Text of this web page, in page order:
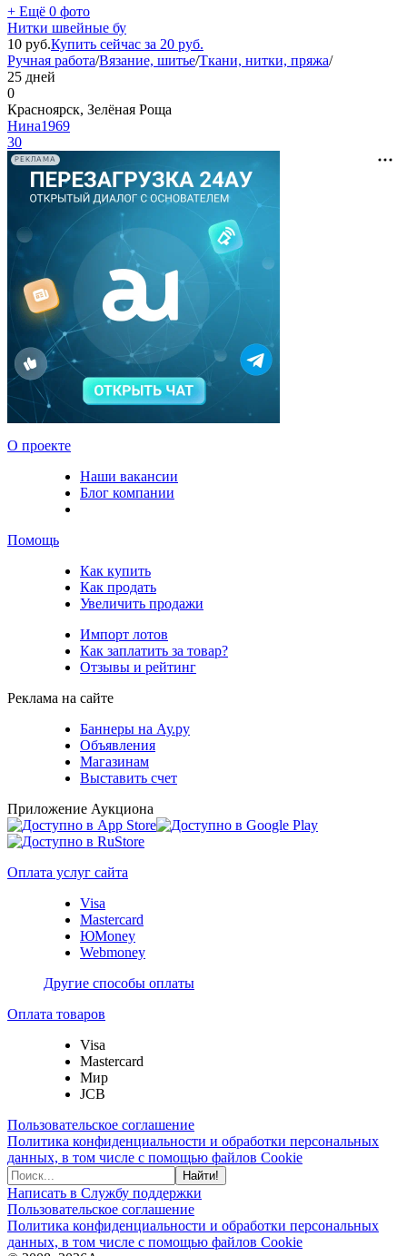
+ Ещё 0 фото
Нитки швейные бу
10 руб.Купить сейчас за 20 руб.
Ручная работа/Вязание, шитье/Ткани, нитки, пряжа/
25 дней
0
Красноярск, Зелёная Роща
Нина1969
30
РЕКЛАМА
О проекте
Наши вакансии
Блог компании
Помощь
Как купить
Как продать
Увеличить продажи
Импорт лотов
Как заплатить за товар?
Отзывы и рейтинг
Реклама на сайте
Баннеры на Ау.ру
Объявления
Магазинам
Выставить счет
Приложение Аукциона
Оплата услуг сайта
Visa
Mastercard
ЮMoney
Webmoney
Другие способы оплаты
Оплата товаров
Visa
Mastercard
Мир
JCB
Пользовательское соглашение
Политика конфиденциальности и обработки персональных
данных, в том числе с помощью файлов Cookie
Найти!
Написать в Службу поддержки
Пользовательское соглашение
Политика конфиденциальности и обработки персональных
данных, в том числе с помощью файлов Cookie